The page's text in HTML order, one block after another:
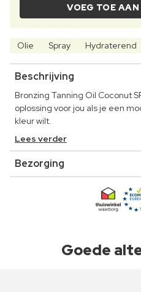
VOEG TOE
Olie Spray Hydraterend
Beschrijving
Bronzing Tanning Oil Coconut
oplossing voor jou als je een
kleur wilt.
Lees verder
Bezorging
Goede